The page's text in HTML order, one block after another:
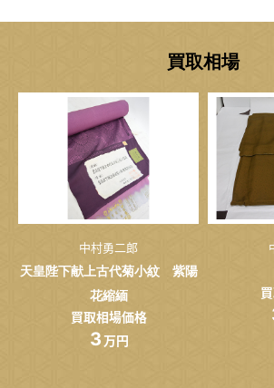
買取相場
中村勇二郎
天皇陛下献上古代菊小紋 紫陽
花縮緬
買取相場価格
3万円